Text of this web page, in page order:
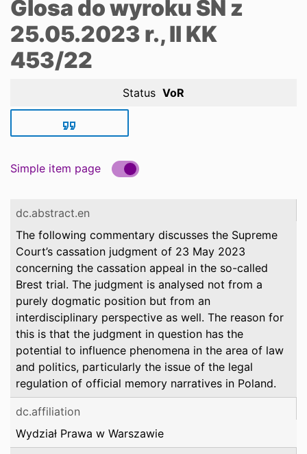
Glosa do wyroku SN z
25.05.2023 r., II KK
453/22
Status VoR
Simple item page
dc.abstract.en
The following commentary discusses the Supreme
Court’s cassation judgment of 23 May 2023
concerning the cassation appeal in the so-called
Brest trial. The judgment is analysed not from a
purely dogmatic position but from an
interdisciplinary perspective as well. The reason for
this is that the judgment in question has the
potential to influence phenomena in the area of law
and politics, particularly the issue of the legal
regulation of official memory narratives in Poland.
dc.affiliation
Wydział Prawa w Warszawie